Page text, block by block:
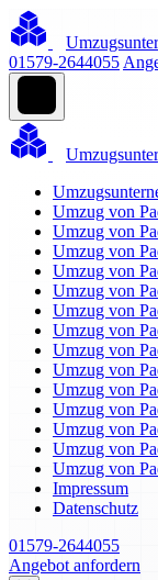
01579-2644055
Umzug von
Umzug von
Umzug von
Umzug von
Umzug von
Umzug von
Umzug von
Umzug von
Umzug von
Umzug von
Umzug von
Umzug von
Umzug von
Umzug von
Impressum
Datenschutz
01579-2644055
Angebot anfordern